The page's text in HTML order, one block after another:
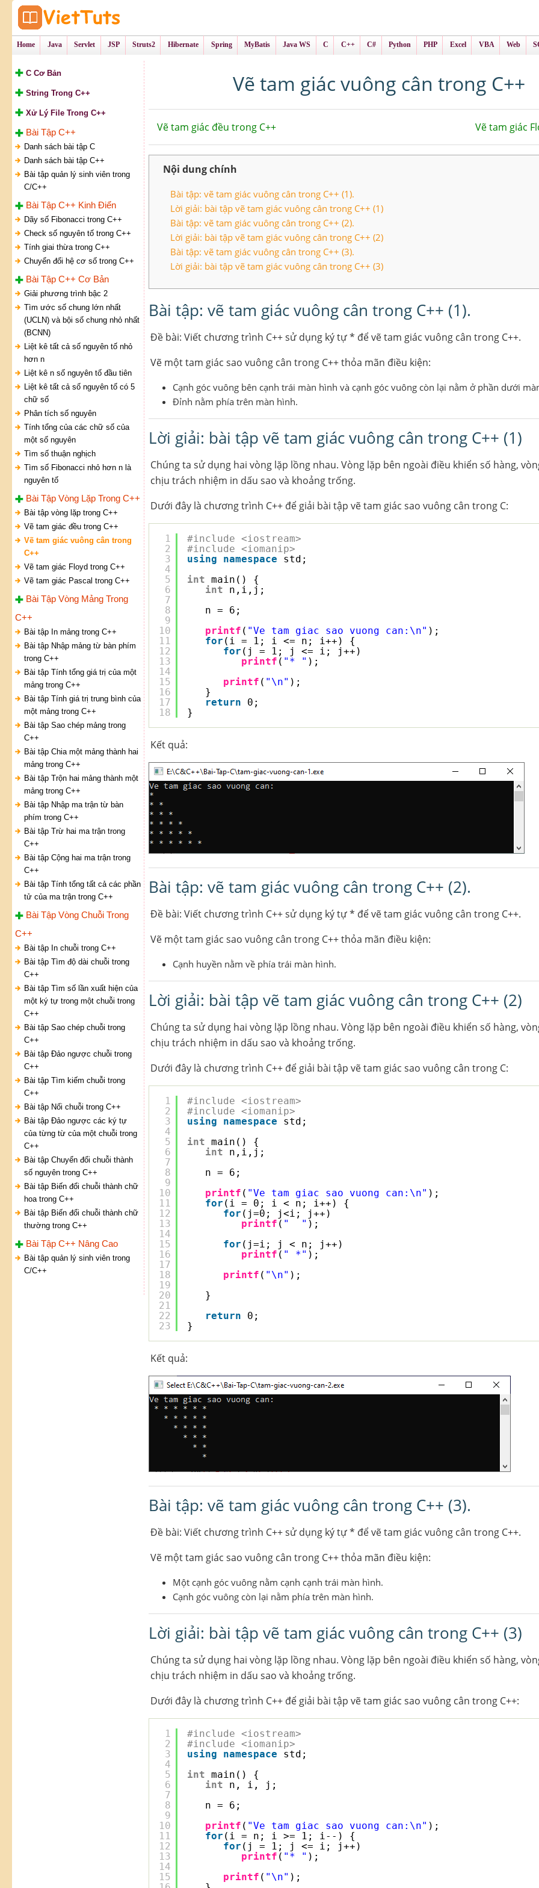
Home Java Servlet JSP Struts2 Hibernate Spring MyBatis Java WS C C++ C# Python PHP Excel VBA Web
C Cơ Bản
String Trong C++
Xử Lý File Trong C++
Bài Tập C++
Danh sách bài tập C
Danh sách bài tập C++
Bài tập quản lý sinh viên trong
C/C++
Bài Tập C++ Kinh Điển
Dãy số Fibonacci trong C++
Check số nguyên tố trong C++
Tính giai thừa trong C++
Chuyển đổi hệ cơ số trong C++
Bài Tập C++ Cơ Bản
Giải phương trình bậc 2
Tìm ước số chung lớn nhất
(UCLN) và bội số chung nhỏ nhất
(BCNN)
Liệt kê tất cả số nguyên tố nhỏ
hơn n
Liệt kê n số nguyên tố đầu tiên
Liệt kê tất cả số nguyên tố có 5
chữ số
Phân tích số nguyên
Tính tổng của các chữ số của
một số nguyên
Tìm số thuận nghịch
Tìm số Fibonacci nhỏ hơn n là
nguyên tố
Bài Tập Vòng Lặp Trong C++
Bài tập vòng lặp trong C++
Vẽ tam giác đều trong C++
Vẽ tam giác vuông cân trong
C++
Vẽ tam giác Floyd trong C++
Vẽ tam giác Pascal trong C++
Bài Tập Vòng Mảng Trong
C++
Bài tập In mảng trong C++
Bài tập Nhập mảng từ bàn phím
trong C++
Bài tập Tính tổng giá trị của một
mảng trong C++
Bài tập Tính giá trị trung bình của
một mảng trong C++
Bài tập Sao chép mảng trong
C++
Bài tập Chia một mảng thành hai
mảng trong C++
Bài tập Trộn hai mảng thành một
mảng trong C++
Bài tập Nhập ma trận từ bàn
phím trong C++
Bài tập Trừ hai ma trận trong
C++
Bài tập Cộng hai ma trận trong
C++
Bài tập Tính tổng tất cả các phần
tử của ma trận trong C++
Bài Tập Vòng Chuỗi Trong
C++
Bài tập In chuỗi trong C++
Bài tập Tìm độ dài chuỗi trong
C++
Bài tập Tìm số lần xuất hiện của
một ký tự trong một chuỗi trong
C++
Bài tập Sao chép chuỗi trong
C++
Bài tập Đảo ngược chuỗi trong
C++
Bài tập Tìm kiếm chuỗi trong
C++
Bài tập Nối chuỗi trong C++
Bài tập Đảo ngược các ký tự
của từng từ của một chuỗi trong
C++
Bài tập Chuyển đổi chuỗi thành
số nguyên trong C++
Bài tập Biến đổi chuỗi thành chữ
hoa trong C++
Bài tập Biến đổi chuỗi thành chữ
thường trong C++
Bài Tập C++ Nâng Cao
Bài tập quản lý sinh viên trong
C/C++
Vẽ tam giác vuông cân trong C++
Vẽ tam giác đều trong C++ Vẽ tam giác
Nội dung chính
Bài tập: vẽ tam giác vuông cân trong C++ (1).
Lời giải: bài tập vẽ tam giác vuông cân trong C++ (1)
Bài tập: vẽ tam giác vuông cân trong C++ (2).
Lời giải: bài tập vẽ tam giác vuông cân trong C++ (2)
Bài tập: vẽ tam giác vuông cân trong C++ (3).
Lời giải: bài tập vẽ tam giác vuông cân trong C++ (3)
Bài tập: vẽ tam giác vuông cân trong C++ (1).
Đề bài: Viết chương trình C++ sử dụng ký tự * để vẽ tam giác vuông cân trong C++.
Vẽ một tam giác sao vuông cân trong C++ thỏa mãn điều kiện:
Cạnh góc vuông bên cạnh trái màn hình và cạnh góc vuông còn lại nằm ở phần dưới
Đỉnh nằm phía trên màn hình.
Lời giải: bài tập vẽ tam giác vuông cân trong C++ (1)
Chúng ta sử dụng hai vòng lặp lồng nhau. Vòng lặp bên ngoài điều khiển số hàng,
chịu trách nhiệm in dấu sao và khoảng trống.
Dưới đây là chương trình C++ để giải bài tập vẽ tam giác sao vuông cân trong C:
1
2
3
4
5
6
7
8
9
10
11
12
13
14
15
16
17
18
#include <iostream>
#include <iomanip>
using
namespace
std;
int main() {
int
n,i,j;
n = 6;
printf ( "Ve tam giac sao vuong can:\n" );
for (i = 1; i <= n; i++) {
for (j = 1; j <= i; j++)
printf ( "* " );
printf ( "\n" );
}
return
0;
}
Kết quả:
Bài tập: vẽ tam giác vuông cân trong C++ (2).
Đề bài: Viết chương trình C++ sử dụng ký tự * để vẽ tam giác vuông cân trong C++.
Vẽ một tam giác sao vuông cân trong C++ thỏa mãn điều kiện:
Cạnh huyền nằm về phía trái màn hình.
Lời giải: bài tập vẽ tam giác vuông cân trong C++ (2)
Chúng ta sử dụng hai vòng lặp lồng nhau. Vòng lặp bên ngoài điều khiển số hàng,
chịu trách nhiệm in dấu sao và khoảng trống.
Dưới đây là chương trình C++ để giải bài tập vẽ tam giác sao vuông cân trong C:
1
2
3
4
5
6
7
8
9
10
11
12
13
14
15
16
17
18
19
20
21
22
23
#include <iostream>
#include <iomanip>
using
namespace
std;
int main() {
int
n,i,j;
n = 6;
printf ( "Ve tam giac sao vuong can:\n" );
for (i = 0; i < n; i++) {
for (j=0; j<i; j++)
printf ( "  " );
for (j=i; j < n; j++)
printf ( " *" );
printf ( "\n" );
}
return
0;
}
Kết quả:
Bài tập: vẽ tam giác vuông cân trong C++ (3).
Đề bài: Viết chương trình C++ sử dụng ký tự * để vẽ tam giác vuông cân trong C++.
Vẽ một tam giác sao vuông cân trong C++ thỏa mãn điều kiện:
Một cạnh góc vuông nằm cạnh cạnh trái màn hình.
Cạnh góc vuông còn lại nằm phía trên màn hình.
Lời giải: bài tập vẽ tam giác vuông cân trong C++ (3)
Chúng ta sử dụng hai vòng lặp lồng nhau. Vòng lặp bên ngoài điều khiển số hàng,
chịu trách nhiệm in dấu sao và khoảng trống.
Dưới đây là chương trình C++ để giải bài tập vẽ tam giác sao vuông cân trong C++:
1
2
3
4
5
6
7
8
9
10
11
12
13
14
15
#include <iostream>
#include <iomanip>
using
namespace
std;
int main() {
int
n, i, j;
n = 6;
printf ( "Ve tam giac sao vuong can:\n" );
for (i = n; i >= 1; i--) {
for (j = 1; j <= i; j++)
printf ( "* " );
printf ( "\n" );